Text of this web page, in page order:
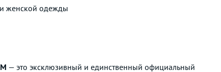
женской одежды
— это эксклюзивный и единственный официальный